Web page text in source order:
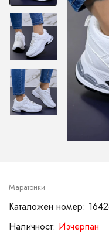
Маратонки
Каталожен номер:
Наличност: Изчерпан